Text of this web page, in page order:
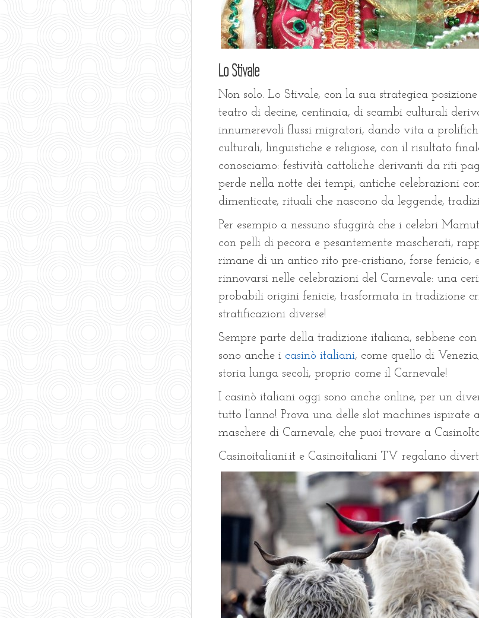
Lo Stivale
Non solo. Lo Stivale, con la sua strategica
teatro di decine, centinaia, di scambi culturali
innumerevoli flussi migratori, dando vita a
culturali, linguistiche e religiose, con il risultato
conosciamo: festività cattoliche derivanti da riti
perde nella notte dei tempi, antiche celebrazioni
dimenticate, rituali che nascono da leggende,
Per esempio a nessuno sfuggirà che i celebri
con pelli di pecora e pesantemente mascherati,
rimane di un antico rito pre-cristiano, forse fenicio,
rinnovarsi nelle celebrazioni del Carnevale: una
probabili origini fenicie, trasformata in tradizione
stratificazioni diverse!
Sempre parte della tradizione italiana, sebbene
sono anche i casinò italiani, come quello di
storia lunga secoli, proprio come il Carnevale!
I casinò italiani oggi sono anche online, per un
tutto l’anno! Prova una delle slot machines ispirate
maschere di Carnevale, che puoi trovare a
Casinoitaliani.it e Casinoitaliani TV regalano